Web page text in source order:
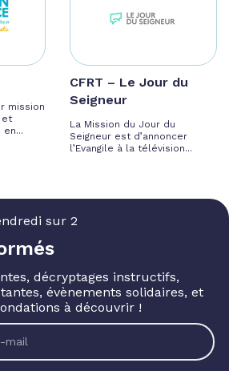
mission
et
CFRT – Le Jour du
Seigneur
La Mission du Jour du
Seigneur est d’annoncer
l’Evangile à la télévision...
sur 2
décryptages instructifs,
évènements solidaires, et
à découvrir !